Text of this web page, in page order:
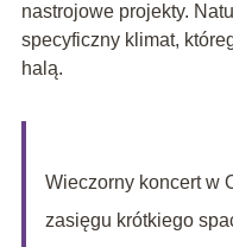
nastrojowe projekty.
specyficzny klimat,
halą.
Wieczorny koncert w
zasięgu krótkiego